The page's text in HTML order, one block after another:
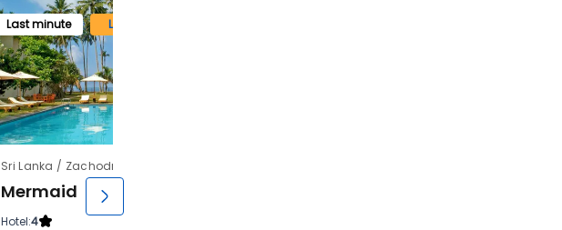
Last minute Lato 2026
Sri Lanka / Zachodnia Prowincja / Kalutara
Mermaid
Hotel:4